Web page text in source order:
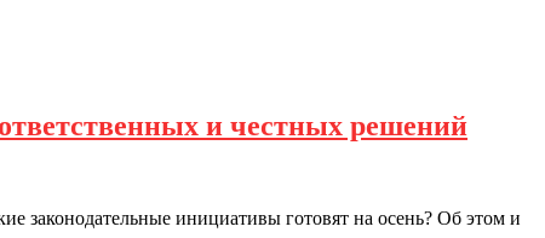
и честных решений
законодательные инициативы готовят на осень? Об этом и